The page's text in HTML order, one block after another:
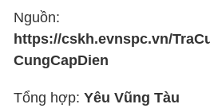
Nguồn:
https://cskh.evnspc.vn/
CungCapDien
Tổng hợp:Yêu Vũng Tàu